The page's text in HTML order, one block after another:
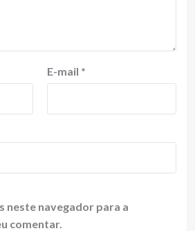
E-mail *
neste navegador para a
comentar.